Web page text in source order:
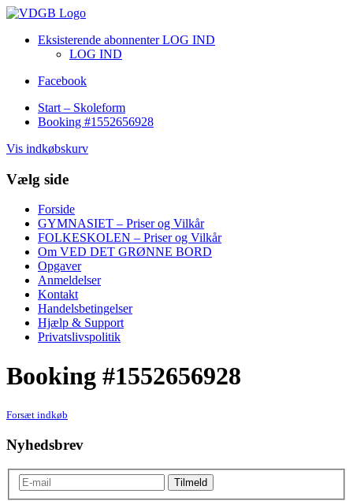
Eksisterende abonnenter LOG IND
LOG IND
Facebook
Start – Skoleform
Booking #1552656928
Vis indkøbskurv
Vælg side
Forside
GYMNASIET – Priser og Vilkår
FOLKESKOLEN – Priser og Vilkår
Om VED DET GRØNNE BORD
Opgaver
Anmeldelser
Kontakt
Handelsbetingelser
Hjælp & Support
Privatslivspolitik
Booking #1552656928
Forsæt indkøb
Nyhedsbrev